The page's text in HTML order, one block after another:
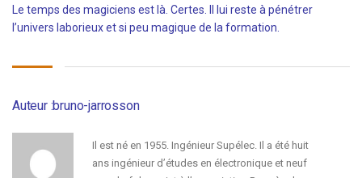
Le temps des magiciens est là. Certes. Il lui reste à pénétrer
l’univers laborieux et si peu magique de la formation.
Auteur :bruno-jarrosson
Il est né en 1955. Ingénieur Supélec. Il a été huit
ans ingénieur d’études en électronique et neuf